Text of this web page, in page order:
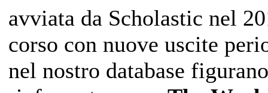
avviata da Scholastic nel
corso con nuove uscite
nel nostro database